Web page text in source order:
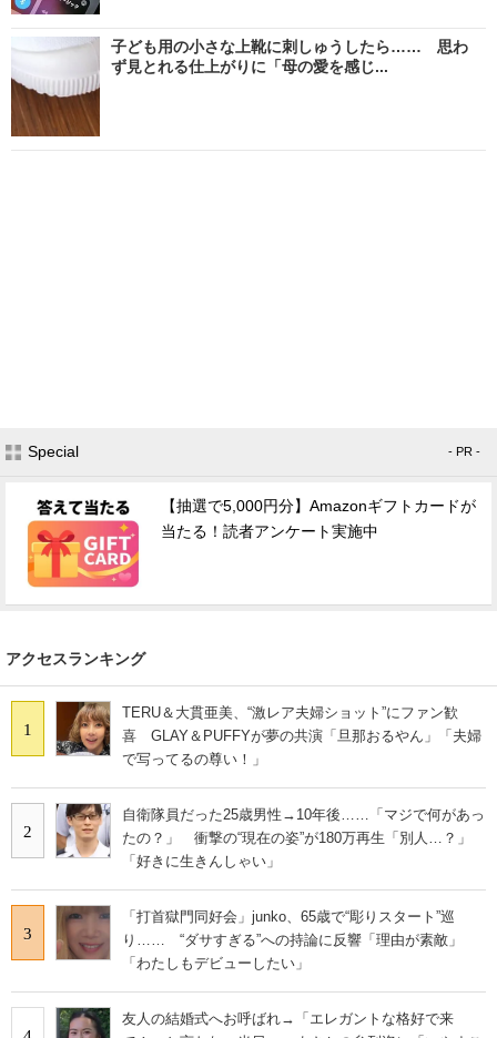
子ども用の小さな上靴に刺しゅうしたら…… 思わ
ず見とれる仕上がりに「母の愛を感じ...
Special - PR -
【抽選で5,000円分】Amazonギフトカードが
当たる！読者アンケート実施中
アクセスランキング
1
TERU＆大貫亜美、“激レア夫婦ショット”にファン歓
喜 GLAY＆PUFFYが夢の共演「旦那おるやん」「夫婦
で写ってるの尊い！」
2
自衛隊員だった25歳男性→10年後……「マジで何があっ
たの？」 衝撃の“現在の姿”が180万再生「別人…？」
「好きに生きんしゃい」
3
「打首獄門同好会」junko、65歳で“彫りスタート”巡
り…… “ダサすぎる”への持論に反響「理由が素敵」
「わたしもデビューしたい」
友人の結婚式へお呼ばれ→「エレガントな格好で来